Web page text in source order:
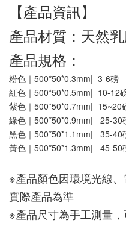
【產品資訊】
產品材質：天然
產品規格：
粉色｜500*50*0.3mm|  3-6磅
紅色｜500*50*0.5mm|  10-12
紫色｜500*50*0.7mm|  15~20
綠色｜500*50*0.9mm|   25-30
黑色｜500*50*1.1mm|   35-40
黃色｜500*50*1.3mm|   45-50
※產品顏色因環境光線
實際產品為準
※產品尺寸為手工測量